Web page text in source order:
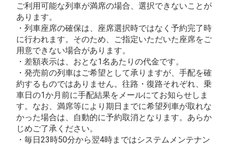
ご利用可能な列車が満席の場合、選択できないことが
あります。
・列車座席の確保は、座席選択時ではなく予約完了時
に行われます。そのため、ご指定いただいた座席をご
用意できない場合があります。
・差額表示は、おとな1名あたりの代金です。
・発売前の列車はご希望として承りますが、手配を確
約するものではありません。往路・復路それぞれ、乗
車日の1か月前に手配結果をメールにてお知らせしま
す。なお、満席等により期日までに希望列車が取れな
かった場合は、自動的に予約取消となります。あらか
じめご了承ください。
・毎日23時50分から翌4時まではシステムメンテナン